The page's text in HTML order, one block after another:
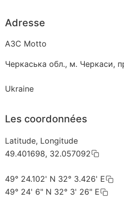
Adresse
АЗС Motto
Черкаська обл., м. Черкаси,
Ukraine
Les coordonnées
Latitude, Longitude
49.401698, 32.057092
49° 24.102' N 32° 3.426' E
49° 24' 6" N 32° 3' 26" E